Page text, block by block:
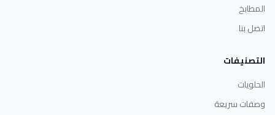
المطابخ
اتصل بنا
التصنيفات
الحلويات
وصفات سريعة